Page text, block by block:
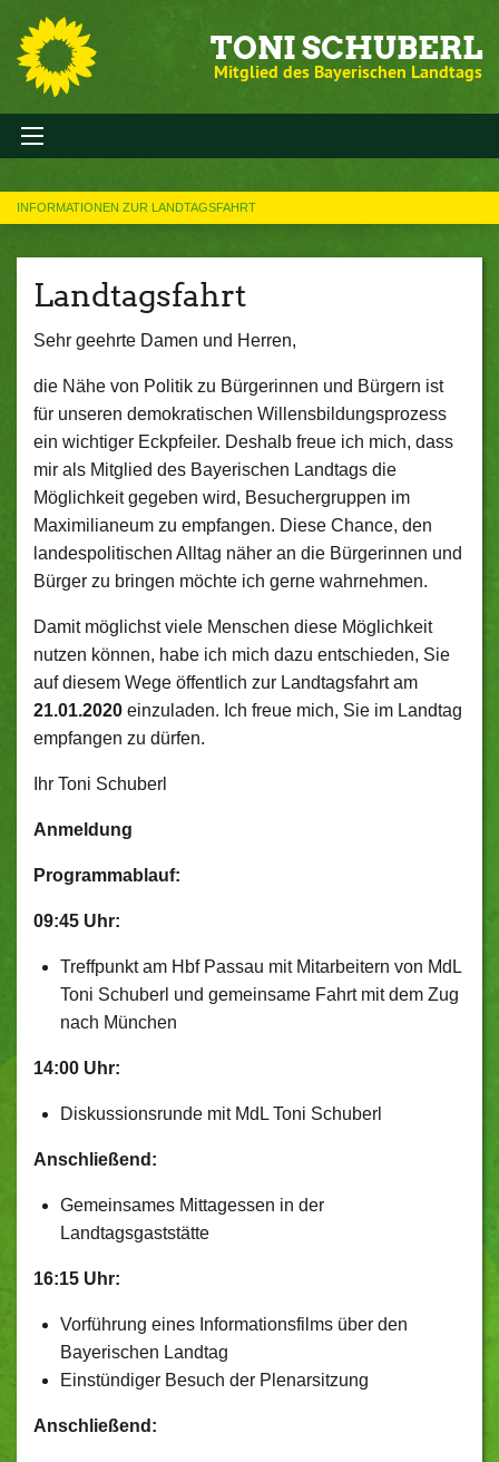
TONI SCHUBERL
Mitglied des Bayerischen Landtags
INFORMATIONEN ZUR LANDTAGSFAHRT
Landtagsfahrt
Sehr geehrte Damen und Herren,
die Nähe von Politik zu Bürgerinnen und Bürgern ist
für unseren demokratischen Willensbildungsprozess
ein wichtiger Eckpfeiler. Deshalb freue ich mich, dass
mir als Mitglied des Bayerischen Landtags die
Möglichkeit gegeben wird, Besuchergruppen im
Maximilianeum zu empfangen. Diese Chance, den
landespolitischen Alltag näher an die Bürgerinnen und
Bürger zu bringen möchte ich gerne wahrnehmen.
Damit möglichst viele Menschen diese Möglichkeit
nutzen können, habe ich mich dazu entschieden, Sie
auf diesem Wege öffentlich zur Landtagsfahrt am
21.01.2020 einzuladen. Ich freue mich, Sie im Landtag
empfangen zu dürfen.
Ihr Toni Schuberl
Anmeldung
Programmablauf:
09:45 Uhr:
Treffpunkt am Hbf Passau mit Mitarbeitern von MdL
Toni Schuberl und gemeinsame Fahrt mit dem Zug
nach München
14:00 Uhr:
Diskussionsrunde mit MdL Toni Schuberl
Anschließend:
Gemeinsames Mittagessen in der
Landtagsgaststätte
16:15 Uhr:
Vorführung eines Informationsfilms über den
Bayerischen Landtag
Einstündiger Besuch der Plenarsitzung
Anschließend: